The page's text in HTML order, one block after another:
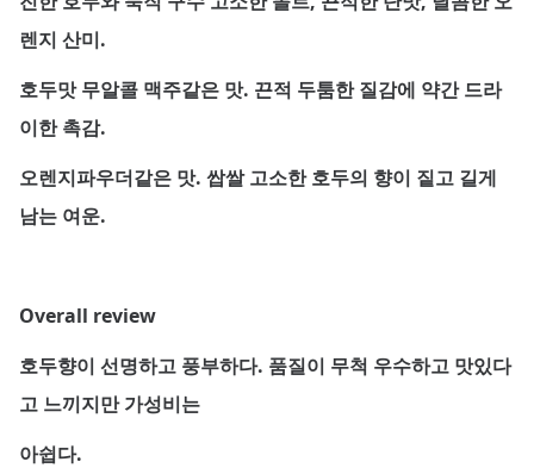
렌지 산미.
호두맛 무알콜 맥주같은 맛. 끈적 두툼한 질감에 약간 드라
이한 촉감.
오렌지파우더같은 맛. 쌉쌀 고소한 호두의 향이 짙고 길게
남는 여운.
Overall review
호두향이 선명하고 풍부하다. 품질이 무척 우수하고 맛있다
고 느끼지만 가성비는
아쉽다.